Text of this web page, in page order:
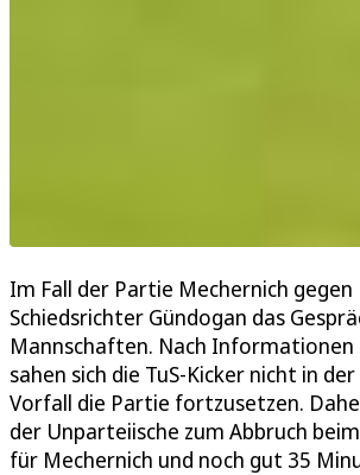
Im Fall der Partie Mechernich
Schiedsrichter Gündogan das
Mannschaften. Nach Informationen
sahen sich die TuS-Kicker nicht in
Vorfall die Partie fortzusetzen.
der Unparteiische zum Abbruch
für Mechernich und noch gut 35